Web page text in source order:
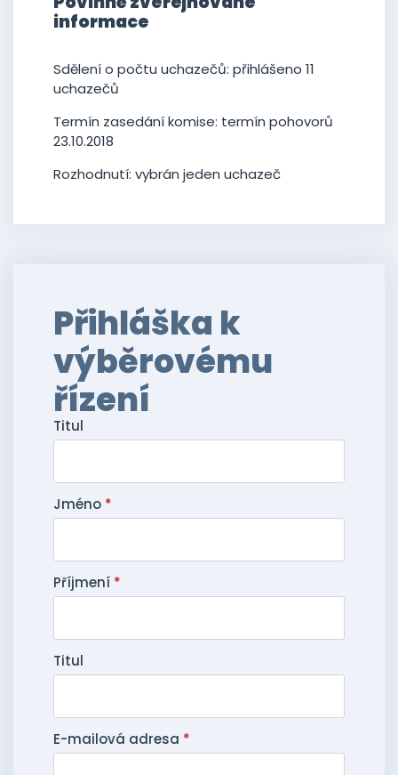
informace
Sdělení o počtu uchazečů: přihlášeno 11
uchazečů
Termín zasedání komise: termín pohovorů
23.10.2018
Rozhodnutí: vybrán jeden uchazeč
Přihláška k
výběrovému
řízení
Titul
Jméno *
Příjmení *
Titul
E-mailová adresa *